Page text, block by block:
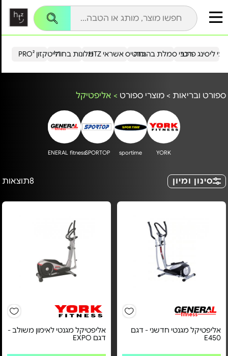
הייטקזון PRO²מלונות בחו"ל כרטיס אשראי HTZ ליסינג פרטירכבי סמלת בהנחה
ספורט ובריאות > מוצרי ספורט > אליפטיקל
YORK
sportime
SPORTOP
GENERAL fitness
סינון ומיון 8תוצאות
אליפטיקל מגנטי חדשני - דגם
E450
אליפטיקל מגנטי לאימון משולב -
דגם EXPO